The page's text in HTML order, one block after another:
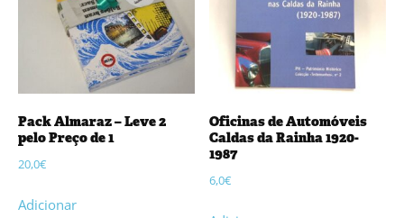
Pack Almaraz – Leve 2
pelo Preço de 1
20,0€
Adicionar
Oficinas de Automóveis
Caldas da Rainha 1920-
1987
6,0€